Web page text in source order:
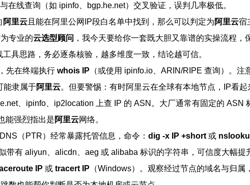
与在线查询（如 ipinfo、bgp.he.net）交叉验证，误判几率极低。
阿里云 且能在阿里公网IP段白名单中找到，那么可以判定为阿里云宿
为专业的云选型顾问 ，我今天要给你一套既大胆又靠谱的实操流程，
具思路，务必逐条核验，越多维度一致，结论越可信。
先在终端执行 whois IP （或使用 ipinfo.io、ARIN/RIPE 查询）。注
能隶属于阿里云。但要警惕：有时阿里云在全球有本地节点，IP看
、ipinfo、ip2location 上查 IP 的 ASN。大厂通常有固定的
能强烈指出是阿里云网络。
（PTR）经常暴露托管信息，命令： dig -x IP +short 或
有 aliyun、alicdn、aeg 或 alibaba 标识的字符串，可信度大幅提
IP 或 tracert IP （Windows）。观察经过节点的域名与归